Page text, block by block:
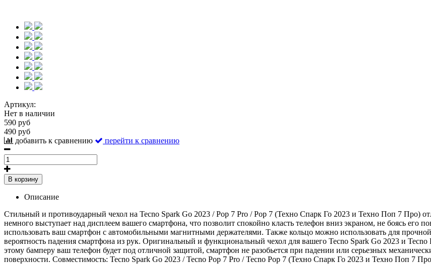
Артикул:
Нет в наличии
590 руб
490 руб
добавить к сравнению
перейти к сравнению
В корзину
Описание
Стильный и противоударный чехол на Tecno Spark Go 2023 / Pop 7 Pro / Pop 7 (Техно Спарк Го 2023 и Техно Поп 7 Про)
немного выступает над дисплеем вашего смартфона, что позволит спокойно класть телефон вниз экраном, не боясь его
использовать ваш смартфон с автомобильными магнитными держателями. Также кольцо можно использовать для
вероятность падения смартфона из рук. Оригинальный и функциональный чехол для вашего Tecno Spark Go 2023 и
этому бамперу ваш телефон будет под отличной защитой, смартфон не разобьется при падении или серьезных
поверхности. Совместимость: Tecno Spark Go 2023 / Tecno Pop 7 Pro / Tecno Pop 7 (Техно Спарк Го 2023 и Техно Поп 7